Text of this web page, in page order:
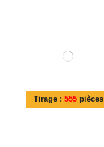
Tirage : 555pièces